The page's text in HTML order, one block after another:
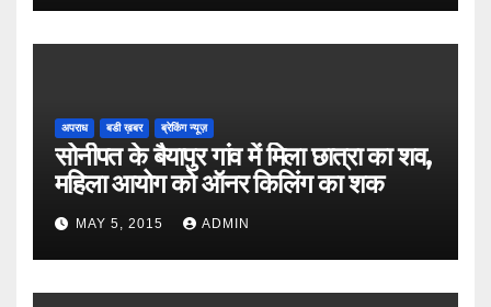
अपराध बडी ख़बर ब्रेकिंग न्यूज़
सोनीपत के बैयापुर गांव में मिला छात्रा का शव,
महिला आयोग को ऑनर किलिंग का शक
MAY 5, 2015 ADMIN